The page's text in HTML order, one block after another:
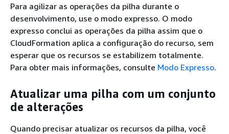
Para agilizar as operações da pilha durante o
desenvolvimento, use o modo expresso. O modo
expresso conclui as operações da pilha assim que o
CloudFormation aplica a configuração do recurso, sem
esperar que os recursos se estabilizem totalmente.
Para obter mais informações, consulte Modo Expresso.
Atualizar uma pilha com um conjunto
de alterações
Quando precisar atualizar os recursos da pilha, você